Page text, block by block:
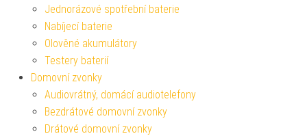
Jednorázové spotřební baterie
Nabíjecí baterie
Olověné akumulátory
Testery baterií
Domovní zvonky
Audiovrátný, domácí audiotelefony
Bezdrátové domovní zvonky
Drátové domovní zvonky